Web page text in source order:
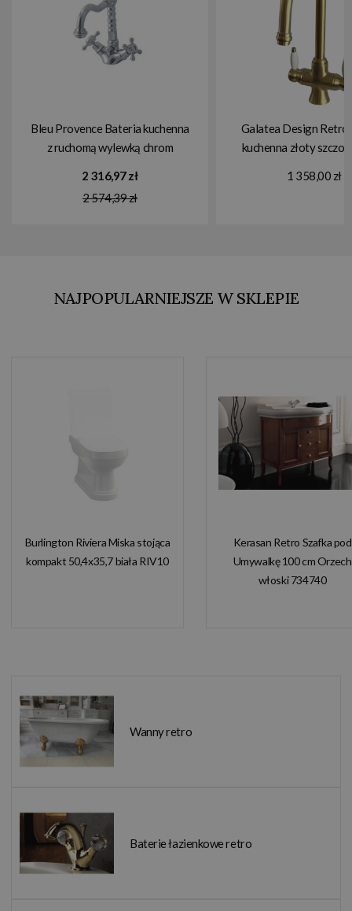
Bleu Provence Bateria kuchenna
z ruchomą wylewką chrom
2 316,97 zł
2 574,39 zł
Galatea Design Retro
kuchenna złoty
1 358,00 zł
NAJPOPULARNIEJSZE W SKLEPIE
Burlington Riviera Miska stojąca
kompakt 50,4x35,7 biała RIV10
Kerasan Retro Szafka pod
Umywalkę 100 cm Orzech
włoski 734740
Wanny retro
Baterie łazienkowe retro